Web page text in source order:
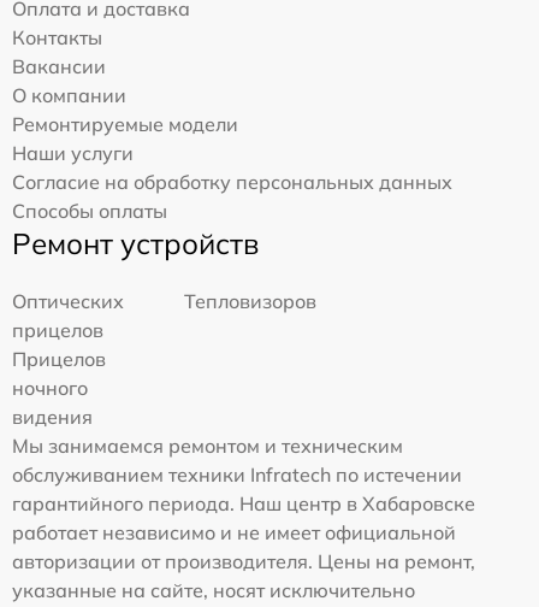
Оплата и доставка
Контакты
Вакансии
О компании
Ремонтируемые модели
Наши услуги
Согласие на обработку персональных данных
Способы оплаты
Ремонт устройств
Оптических
прицелов
Тепловизоров
Прицелов
ночного
видения
Мы занимаемся ремонтом и техническим
обслуживанием техники Infratech по истечении
гарантийного периода. Наш центр в Хабаровске
работает независимо и не имеет официальной
авторизации от производителя. Цены на ремонт,
указанные на сайте, носят исключительно